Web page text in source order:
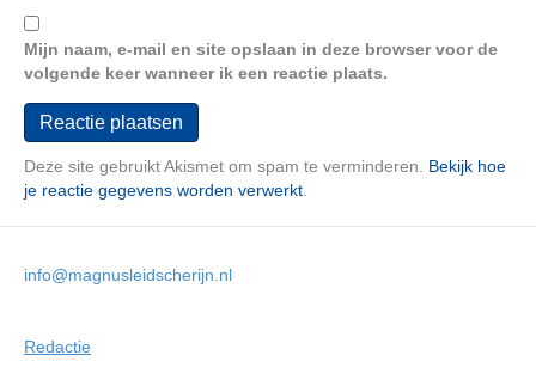
Mijn naam, e-mail en site opslaan in deze browser voor de
volgende keer wanneer ik een reactie plaats.
Deze site gebruikt Akismet om spam te verminderen. Bekijk hoe
je reactie gegevens worden verwerkt
info@magnusleidscherijn.nl
Redactie